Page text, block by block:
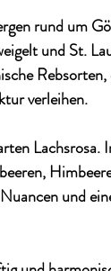
rund um
und St.
verleihen.
Lachsrosa.
und